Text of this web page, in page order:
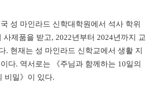
성 마인라드 신학대학원에서 석사 학위
사제품을 받고, 2022년부터 2024년까지 교
. 현재는 성 마인라드 신학교에서 생활 지
다. 역서로는 《주님과 함께하는 10일의
비밀》이 있다.